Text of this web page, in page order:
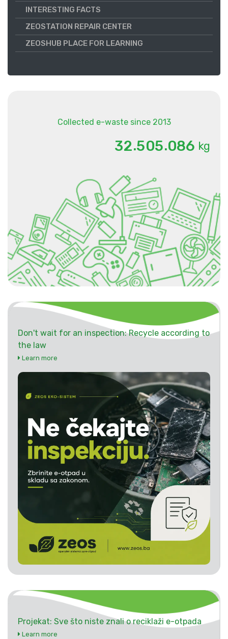
INTERESTING FACTS
ZEOSTATION REPAIR CENTER
ZEOSHUB PLACE FOR LEARNING
Collected e-waste since 2013
32.505.086 kg
Don't wait for an inspection: Recycle according to
the law
Learn more
Projekat: Sve što niste znali o reciklaži e-otpada
Learn more